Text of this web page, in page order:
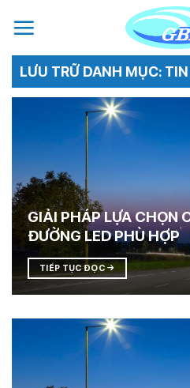
qua
dungLƯU TRỮ DANH MỤC:
GIẢI PHÁP LỰA CHỌN
ĐƯỜNG LED PHÙ HỢP
TIẾP TỤC ĐỌC →